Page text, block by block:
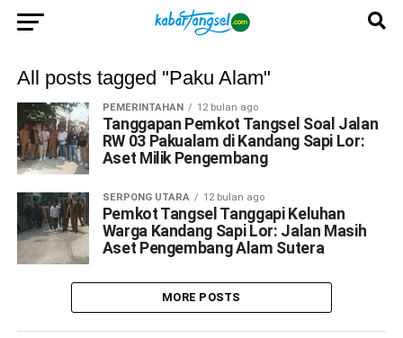
All posts tagged "Paku Alam"
PEMERINTAHAN 12 bulan ago
Tanggapan Pemkot Tangsel Soal Jalan
RW 03 Pakualam di Kandang Sapi Lor:
Aset Milik Pengembang
SERPONG UTARA 12 bulan ago
Pemkot Tangsel Tanggapi Keluhan
Warga Kandang Sapi Lor: Jalan Masih
Aset Pengembang Alam Sutera
MORE POSTS